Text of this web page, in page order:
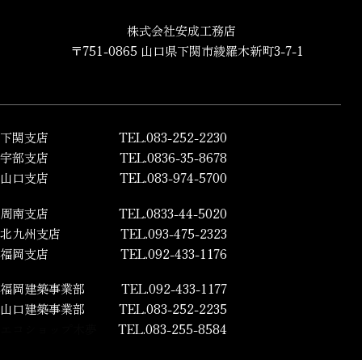
株式会社安成工務店
〒751-0865 山口県下関市綾羅木新町3-7-1
下関支店
TEL.083-252-2230
宇部支店
TEL.0836-35-8678
山口支店
TEL.083-974-5700
周南支店
TEL.0833-44-5020
北九州支店
TEL.093-475-2323
福岡支店
TEL.092-433-1176
福岡建築事業部
TEL.092-433-1177
山口建築事業部
TEL.083-252-2235
TEL.083-255-8584